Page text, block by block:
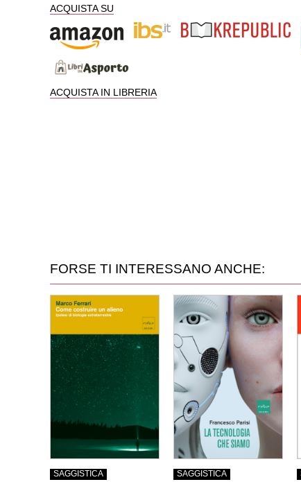
ACQUISTA SU
ACQUISTA IN LIBRERIA
FORSE TI INTERESSANO ANCHE:
SAGGISTICA SAGGISTICA